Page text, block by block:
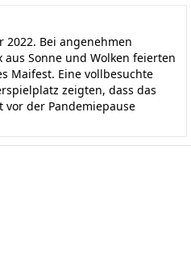
2022. Bei angenehmen
Sonne und Wolken feierten
Maifest. Eine vollbesuchte
zeigten, dass das
der Pandemiepause